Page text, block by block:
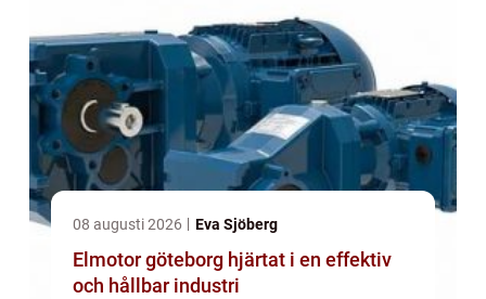
08 augusti 2026 Eva Sjöberg
Elmotor göteborg hjärtat i en effektiv
och hållbar industri